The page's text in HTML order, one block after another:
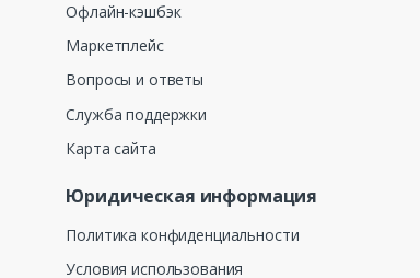
Офлайн-кэшбэк
Маркетплейс
Вопросы и ответы
Служба поддержки
Карта сайта
Юридическая информация
Политика конфиденциальности
Условия использования